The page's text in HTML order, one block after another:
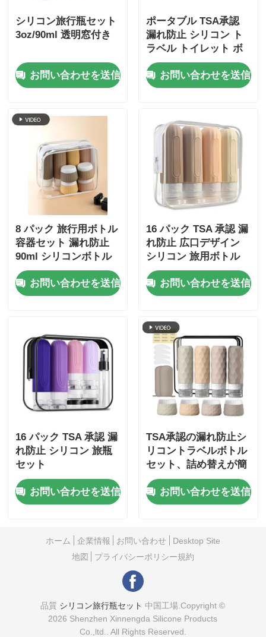
シリコン旅行瓶セット
3oz/90ml 透明窓付き
お問い合わせを送信
ポータブル TSA承認
漏れ防止 シリコン ト
ラベル トイレット ボ
トル セット 6個パック
BPAフリー
お問い合わせを送信
8 パック 旅行用ボトル
容器セット 漏れ防止
90ml シリコンボトル
+30ml シリコンボトル
お問い合わせを送信
16 パック TSA 承認 漏
れ防止 広口デザイン
シリコン 旅用ボトル
セット 再充填可能な
トイレットリー容器
お問い合わせを送信
16 パック TSA 承認 漏
れ防止 シリコン 旅瓶
セット
お問い合わせを送信
TSA承認の漏れ防止シ
リコントラベルボトル
セット、詰め替えが簡
単な広口デザイン
お問い合わせを送信
ホーム 企業情報 お問い合わせ
Desktop Site
地図
プライバシーポリシー規約
品質 シリコン旅行瓶セット 中国工場.Copyright ©
2026 Shenzhen Xinnengda Silicone Products
Co.,ltd.. All Rights Reserved.